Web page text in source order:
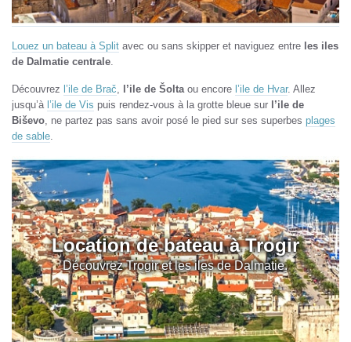
Louez un bateau à Split avec ou sans skipper et naviguez entre les iles
de Dalmatie centrale
Découvrez l’ile de Brač l’ile de Šolta ou encore l’ile de Hvar. Allez
jusqu’à l’ile de Vis puis rendez-vous à la grotte bleue sur l’ile de
Biševo , ne partez pas sans avoir posé le pied sur ses superbes plages
de sable
Location de bateau à Trogir
Découvrez Trogir et les iles de Dalmatie.